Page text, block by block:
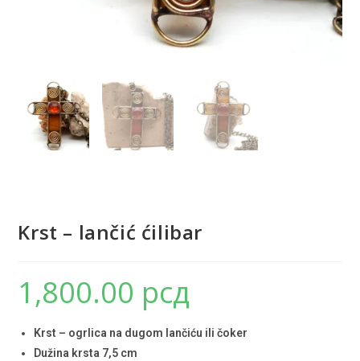
Krst – lančić ćilibar
1,800.00 рсд
Krst – ogrlica na dugom lančiću ili čoker
Dužina krsta 7,5 cm